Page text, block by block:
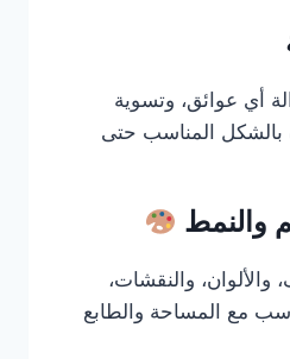
أي عوائق، وتسوية
بالشكل المناسب حتى
والنقشات،
مع المساحة والطابع